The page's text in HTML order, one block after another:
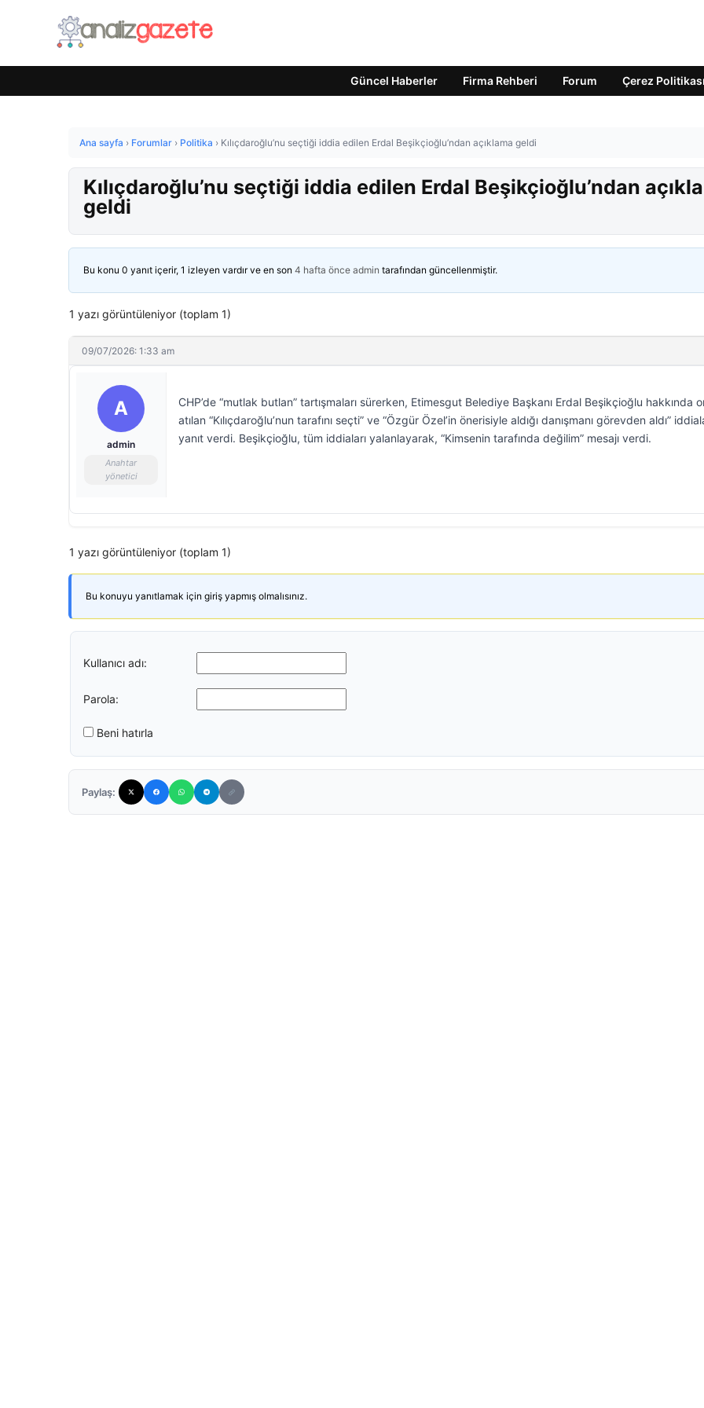
Güncel Haberler Firma Rehberi Forum Çerez Politikası
Ana sayfa › Forumlar › Politika › Kılıçdaroğlu’nu seçtiği iddia edilen Erdal Beşikçioğlu’ndan açıklama geldi
Kılıçdaroğlu’nu seçtiği iddia edilen Erdal Beşikçioğlu’ndan
geldi
Bu konu 0 yanıt içerir, 1 izleyen vardır ve en son 4 hafta önce admin tarafından güncellenmiştir.
1 yazı görüntüleniyor (toplam 1)
09/07/2026: 1:33 am
A
admin
Anahtar
yönetici
CHP’de “mutlak butlan” tartışmaları sürerken, Etimesgut Belediye Başkanı Erdal Beşikçioğlu hakkında
atılan “Kılıçdaroğlu’nun tarafını seçti” ve “Özgür Özel’in önerisiyle aldığı danışmanı görevden aldı”
yanıt verdi. Beşikçioğlu, tüm iddiaları yalanlayarak, “Kimsenin tarafında değilim” mesajı verdi.
1 yazı görüntüleniyor (toplam 1)
Bu konuyu yanıtlamak için giriş yapmış olmalısınız.
Kullanıcı adı:
Parola:
Beni hatırla
Paylaş: